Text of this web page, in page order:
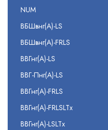
NUM
ВБШвнг(А)-LS
ВБШвнг(А)-FRLS
ВВГнг(А)-LS
ВВГ-Пнг(А)-LS
ВВГнг(А)-FRLS
ВВГнг(А)-FRLSLTx
ВВГнг(А)-LSLTx